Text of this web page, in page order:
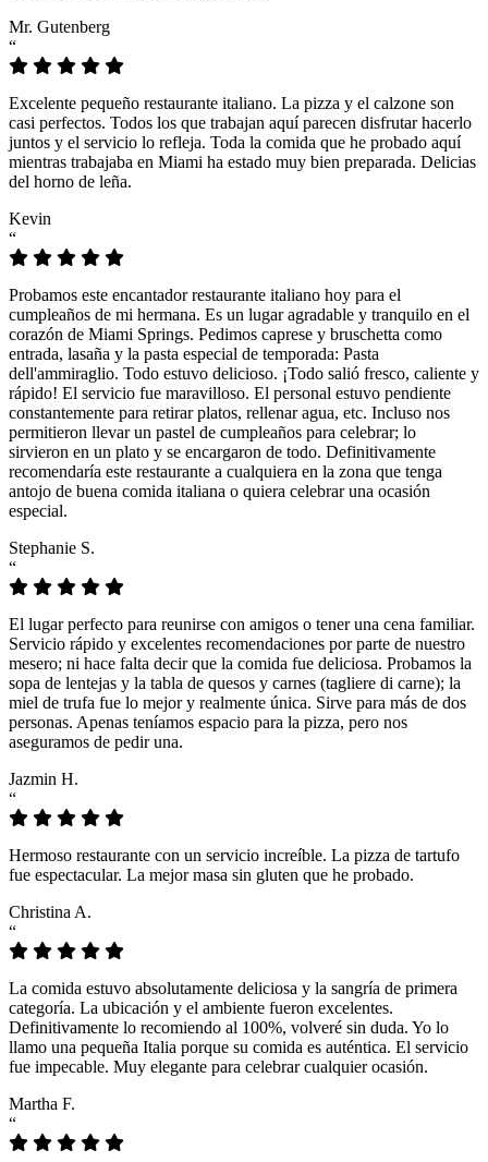
Mr. Gutenberg
“
Excelente pequeño restaurante italiano. La pizza y el calzone son
casi perfectos. Todos los que trabajan aquí parecen disfrutar hacerlo
juntos y el servicio lo refleja. Toda la comida que he probado aquí
mientras trabajaba en Miami ha estado muy bien preparada. Delicias
del horno de leña.
Kevin
“
Probamos este encantador restaurante italiano hoy para el
cumpleaños de mi hermana. Es un lugar agradable y tranquilo en el
corazón de Miami Springs. Pedimos caprese y bruschetta como
entrada, lasaña y la pasta especial de temporada: Pasta
dell'ammiraglio. Todo estuvo delicioso. ¡Todo salió fresco, caliente y
rápido! El servicio fue maravilloso. El personal estuvo pendiente
constantemente para retirar platos, rellenar agua, etc. Incluso nos
permitieron llevar un pastel de cumpleaños para celebrar; lo
sirvieron en un plato y se encargaron de todo. Definitivamente
recomendaría este restaurante a cualquiera en la zona que tenga
antojo de buena comida italiana o quiera celebrar una ocasión
especial.
Stephanie S.
“
El lugar perfecto para reunirse con amigos o tener una cena familiar.
Servicio rápido y excelentes recomendaciones por parte de nuestro
mesero; ni hace falta decir que la comida fue deliciosa. Probamos la
sopa de lentejas y la tabla de quesos y carnes (tagliere di carne); la
miel de trufa fue lo mejor y realmente única. Sirve para más de dos
personas. Apenas teníamos espacio para la pizza, pero nos
aseguramos de pedir una.
Jazmin H.
“
Hermoso restaurante con un servicio increíble. La pizza de tartufo
fue espectacular. La mejor masa sin gluten que he probado.
Christina A.
“
La comida estuvo absolutamente deliciosa y la sangría de primera
categoría. La ubicación y el ambiente fueron excelentes.
Definitivamente lo recomiendo al 100%, volveré sin duda. Yo lo
llamo una pequeña Italia porque su comida es auténtica. El servicio
fue impecable. Muy elegante para celebrar cualquier ocasión.
Martha F.
“